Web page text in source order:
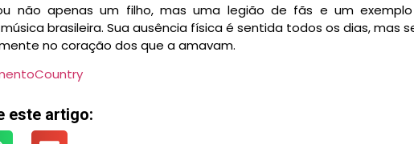
não apenas um filho, mas uma legião de fãs e um
brasileira. Sua ausência física é sentida todos os dias, mas
no coração dos que a amavam.
este artigo: